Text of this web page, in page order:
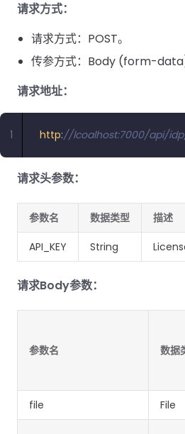
PHP
SDK
Python
SDK
免费试用: 立即获取您的
南
C++ 指
南
南
Python
指南
Node.js
指南
iOS 指南
Native 指
南
请求方式：
请求方式：POST。
传参方式：Body (form-data)
请求地址：
http://lcoalhost:7000/api/
1
请求头参数：
参数名 数据类型 描述
API_KEY String
请求Body参数：
参数名 数据
file File